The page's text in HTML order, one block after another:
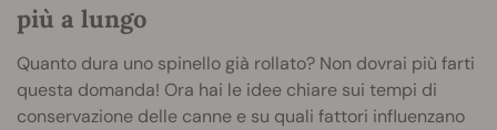
più a lungo
Quanto dura uno spinello già rollato? Non dovrai più farti
questa domanda! Ora hai le idee chiare sui tempi di
conservazione delle canne e su quali fattori influenzano